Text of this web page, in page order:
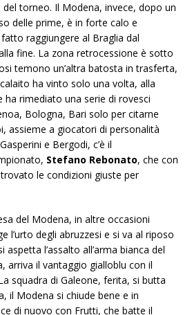
torneo. Il Modena, invece, dopo un
delle prime, è in forte calo e
raggiungere al Braglia dal
fine. La zona retrocessione è sotto
temono un’altra batosta in trasferta,
ha vinto solo una volta, alla
ha rimediato una serie di rovesci
Bologna, Bari solo per citarne
assieme a giocatori di personalità
e Bergodi, c’è il
Stefano Rebonato, che con
le condizioni giuste per
del Modena, in altre occasioni
l’urto degli abruzzesi e si va al riposo
aspetta l’assalto all’arma bianca del
arriva il vantaggio gialloblu con il
squadra di Galeone, ferita, si butta
il Modena si chiude bene e in
di nuovo con Frutti, che batte il